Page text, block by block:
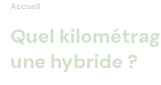
Accueil
Quel
une hybride ?